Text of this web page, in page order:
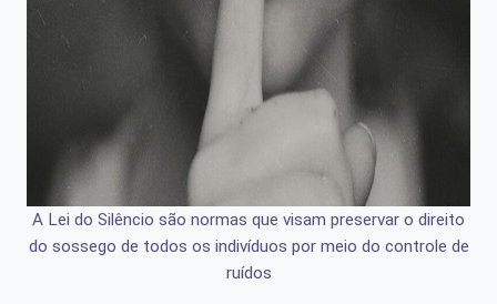
A Lei do Silêncio são normas que visam preservar o direito
do sossego de todos os indivíduos por meio do controle de
ruídos